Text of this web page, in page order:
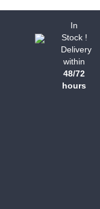
In
Stock !
Delivery
within
48/72
hours